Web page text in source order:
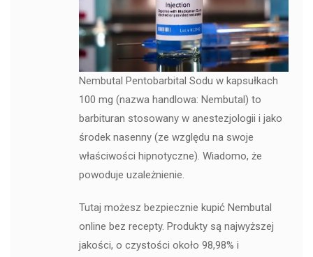
Nembutal Pentobarbital Sodu w kapsułkach
100 mg (nazwa handlowa: Nembutal) to
barbituran stosowany w anestezjologii i jako
środek nasenny (ze względu na swoje
właściwości hipnotyczne). Wiadomo, że
powoduje uzależnienie.
Tutaj możesz bezpiecznie kupić Nembutal
online bez recepty. Produkty są najwyższej
jakości, o czystości około 98,98% i